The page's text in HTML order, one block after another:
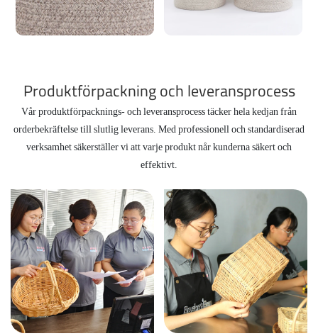
Produktförpackning och leveransprocess
Vår produktförpacknings- och leveransprocess täcker hela kedjan från
orderbekräftelse till slutlig leverans. Med professionell och standardiserad
verksamhet säkerställer vi att varje produkt når kunderna säkert och
effektivt.